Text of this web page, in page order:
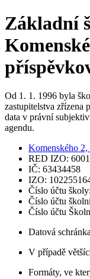
Základní
Od 1. 1. 1996 byla
zastupitelstva zřízena
data v právní
agendu.
Komenského
RED IZO:
IČ: 63434458
IZO:
Číslo účtu
Číslo účtu
Číslo účtu
Datová
V případě
Formáty, ve